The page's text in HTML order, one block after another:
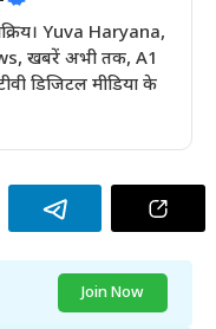
Yuva Haryana,
खबरें अभी तक, A1
डिजिटल मीडिया के
Join Now